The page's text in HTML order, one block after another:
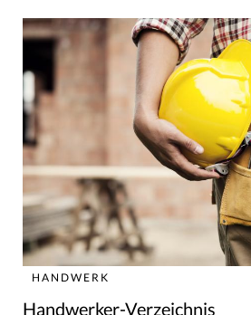
HANDWERK
Handwerker-Verzeichnis